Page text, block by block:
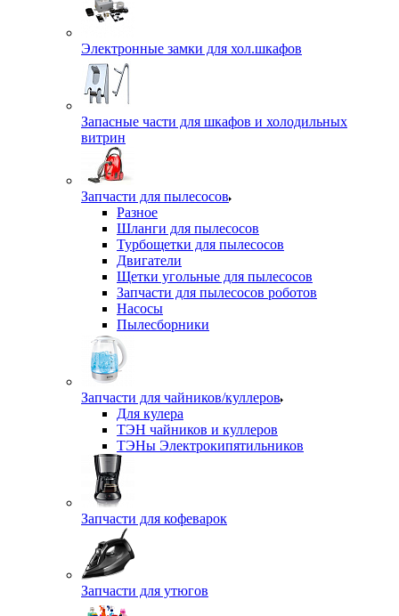
Электронные замки для хол.шкафов
Запасные части для шкафов и холодильных
витрин
Запчасти для пылесосов
Разное
Шланги для пылесосов
Турбощетки для пылесосов
Двигатели
Щетки угольные для пылесосов
Запчасти для пылесосов роботов
Насосы
Пылесборники
Запчасти для чайников/куллеров
Для кулера
ТЭН чайников и куллеров
ТЭНы Электрокипятильников
Запчасти для кофеварок
Запчасти для утюгов